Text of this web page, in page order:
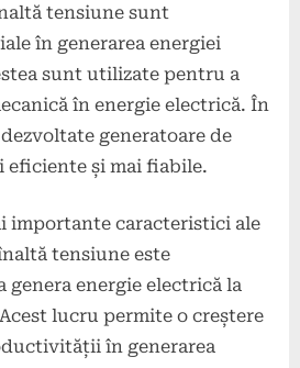
tensiune sunt
în generarea energiei
sunt utilizate pentru a
în energie electrică. În
generatoare de
eficiente și mai fiabile.
importante caracteristici ale
tensiune este
genera energie electrică la
lucru permite o creștere
în generarea